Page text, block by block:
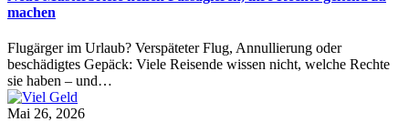
machen
Flugärger im Urlaub? Verspäteter Flug, Annullierung oder
beschädigtes Gepäck: Viele Reisende wissen nicht, welche Rechte
sie haben – und…
Mai 26, 2026